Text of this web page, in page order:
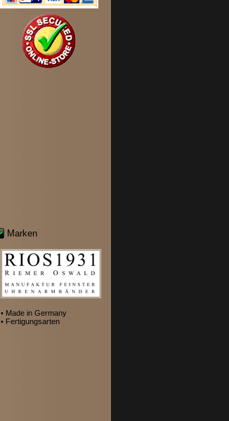
Marken
• Made in Germany
• Fertigungsarten